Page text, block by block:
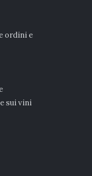
ordini e
sui vini